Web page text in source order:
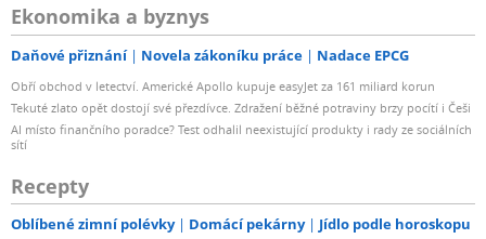
Ekonomika a byznys
Daňové přiznání Novela zákoníku práce Nadace EPCG
Obří obchod v letectví. Americké Apollo kupuje easyJet za 161 miliard korun
Tekuté zlato opět dostojí své přezdívce. Zdražení běžné potraviny brzy pocítí i Češi
AI místo finančního poradce? Test odhalil neexistující produkty i rady ze sociálních
sítí
Recepty
Oblíbené zimní polévky Domácí pekárny Jídlo podle horoskopu